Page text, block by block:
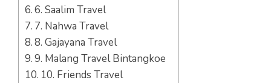
6. Saalim Travel
7. Nahwa Travel
8. Gajayana Travel
9. Malang Travel Bintangkoe
10. Friends Travel